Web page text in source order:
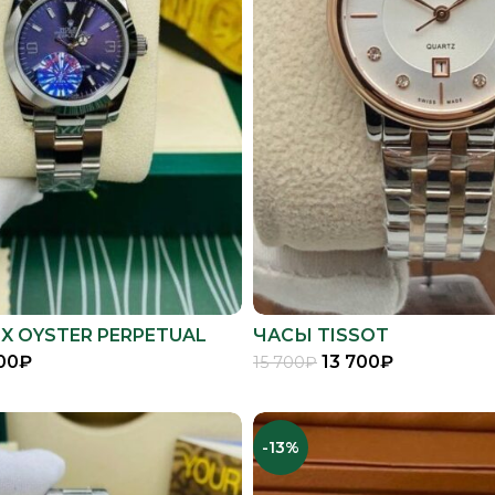
OYSTER PERPETUAL
₽
ЧАСЫ TISSOT
15 700₽ 13 700₽
-13%